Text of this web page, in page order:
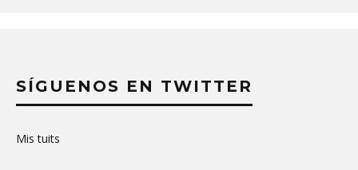
SÍGUENOS EN TWITTER
Mis tuits